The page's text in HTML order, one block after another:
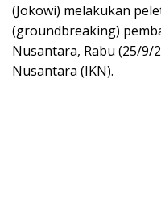
(Jokowi) melakukan
(groundbreaking)
Nusantara, Rabu (25/9/
Nusantara (IKN).